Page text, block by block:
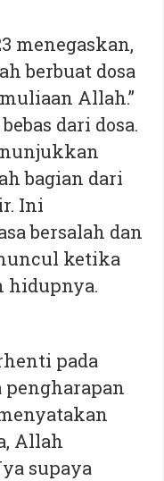
menegaskan,
berbuat dosa
Allah.”
dari dosa.
bagian dari
Ini
bersalah dan
ketika
hidupnya.
pada
Allah
supaya